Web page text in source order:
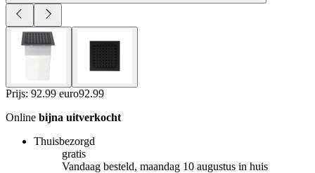
Prijs: 92.99 euro92.99
Online bijna uitverkocht
Thuisbezorgd
gratis
Vandaag besteld, maandag 10 augustus in huis